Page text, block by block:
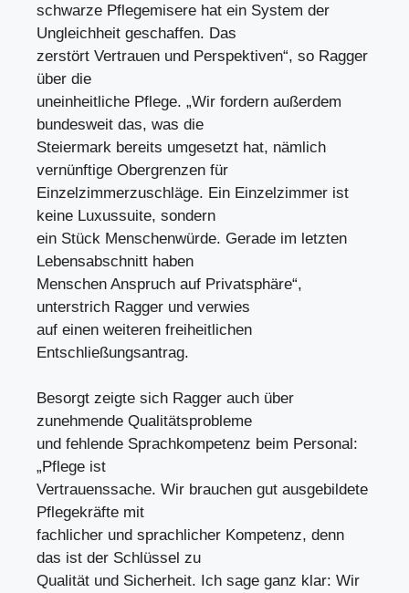
schwarze Pflegemisere hat ein System der
Ungleichheit geschaffen. Das
zerstört Vertrauen und Perspektiven“, so Ragger
über die
uneinheitliche Pflege. „Wir fordern außerdem
bundesweit das, was die
Steiermark bereits umgesetzt hat, nämlich
vernünftige Obergrenzen für
Einzelzimmerzuschläge. Ein Einzelzimmer ist
keine Luxussuite, sondern
ein Stück Menschenwürde. Gerade im letzten
Lebensabschnitt haben
Menschen Anspruch auf Privatsphäre“,
unterstrich Ragger und verwies
auf einen weiteren freiheitlichen
Entschließungsantrag.
Besorgt zeigte sich Ragger auch über
zunehmende Qualitätsprobleme
und fehlende Sprachkompetenz beim Personal:
„Pflege ist
Vertrauenssache. Wir brauchen gut ausgebildete
Pflegekräfte mit
fachlicher und sprachlicher Kompetenz, denn
das ist der Schlüssel zu
Qualität und Sicherheit. Ich sage ganz klar: Wir